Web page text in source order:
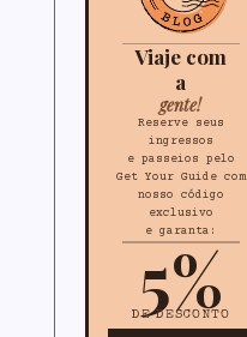
Viaje com
a
gente!
Reserve seus
ingressos
e passeios pelo
Get Your Guide com
nosso código
exclusivo
e garanta:
5%
DE DESCONTO